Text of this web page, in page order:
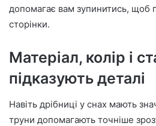
допомагає вам зупинитись, щоб
сторінки.
Матеріал, колір і
підказують деталі
Навіть дрібниці у снах мають
труни допомагають точніше